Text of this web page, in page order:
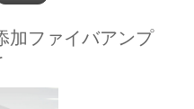
加ファイバアンプ